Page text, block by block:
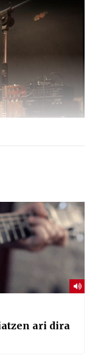
ari dira